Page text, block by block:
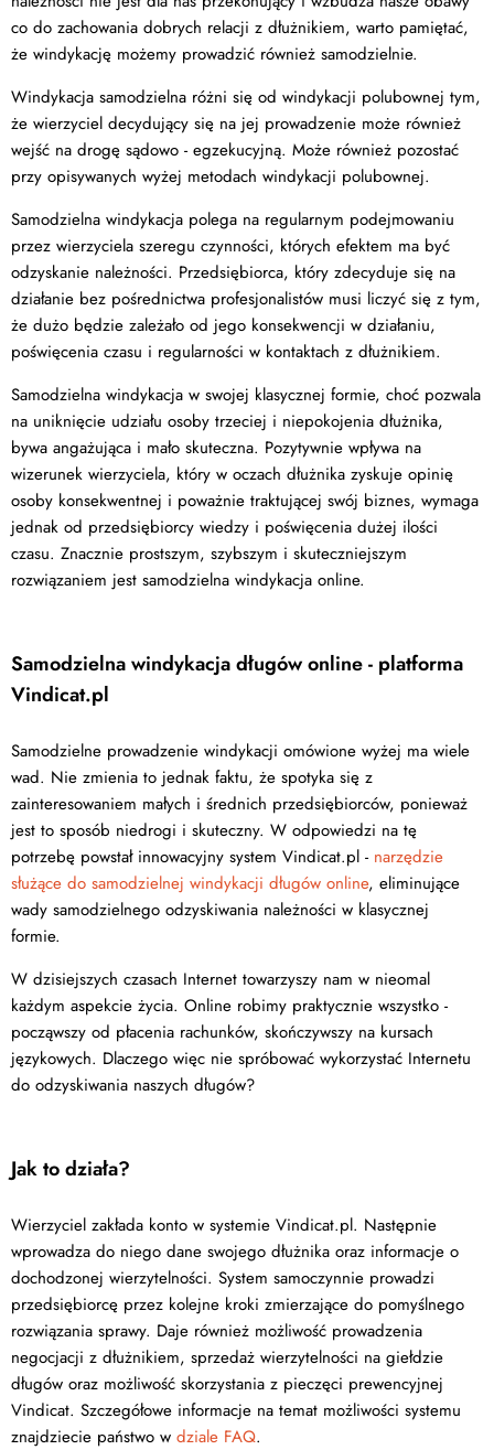
co do zachowania dobrych relacji z dłużnikiem, warto pamiętać,
że windykację możemy prowadzić również samodzielnie.
Windykacja samodzielna różni się od windykacji polubownej tym,
że wierzyciel decydujący się na jej prowadzenie może również
wejść na drogę sądowo - egzekucyjną. Może również pozostać
przy opisywanych wyżej metodach windykacji polubownej.
Samodzielna windykacja polega na regularnym podejmowaniu
przez wierzyciela szeregu czynności, których efektem ma być
odzyskanie należności. Przedsiębiorca, który zdecyduje się na
działanie bez pośrednictwa profesjonalistów musi liczyć się z tym,
że dużo będzie zależało od jego konsekwencji w działaniu,
poświęcenia czasu i regularności w kontaktach z dłużnikiem.
Samodzielna windykacja w swojej klasycznej formie, choć pozwala
na uniknięcie udziału osoby trzeciej i niepokojenia dłużnika,
bywa angażująca i mało skuteczna. Pozytywnie wpływa na
wizerunek wierzyciela, który w oczach dłużnika zyskuje opinię
osoby konsekwentnej i poważnie traktującej swój biznes, wymaga
jednak od przedsiębiorcy wiedzy i poświęcenia dużej ilości
czasu. Znacznie prostszym, szybszym i skuteczniejszym
rozwiązaniem jest samodzielna windykacja online.
Samodzielna windykacja długów online - platforma
Vindicat.pl
Samodzielne prowadzenie windykacji omówione wyżej ma wiele
wad. Nie zmienia to jednak faktu, że spotyka się z
zainteresowaniem małych i średnich przedsiębiorców, ponieważ
jest to sposób niedrogi i skuteczny. W odpowiedzi na tę
potrzebę powstał innowacyjny system Vindicat.pl - narzędzie
służące do samodzielnej windykacji długów online, eliminujące
wady samodzielnego odzyskiwania należności w klasycznej
formie.
W dzisiejszych czasach Internet towarzyszy nam w nieomal
każdym aspekcie życia. Online robimy praktycznie wszystko -
począwszy od płacenia rachunków, skończywszy na kursach
językowych. Dlaczego więc nie spróbować wykorzystać Internetu
do odzyskiwania naszych długów?
Jak to działa?
Wierzyciel zakłada konto w systemie Vindicat.pl. Następnie
wprowadza do niego dane swojego dłużnika oraz informacje o
dochodzonej wierzytelności. System samoczynnie prowadzi
przedsiębiorcę przez kolejne kroki zmierzające do pomyślnego
rozwiązania sprawy. Daje również możliwość prowadzenia
negocjacji z dłużnikiem, sprzedaż wierzytelności na giełdzie
długów oraz możliwość skorzystania z pieczęci prewencyjnej
Vindicat. Szczegółowe informacje na temat możliwości systemu
znajdziecie państwo w dziale FAQ.